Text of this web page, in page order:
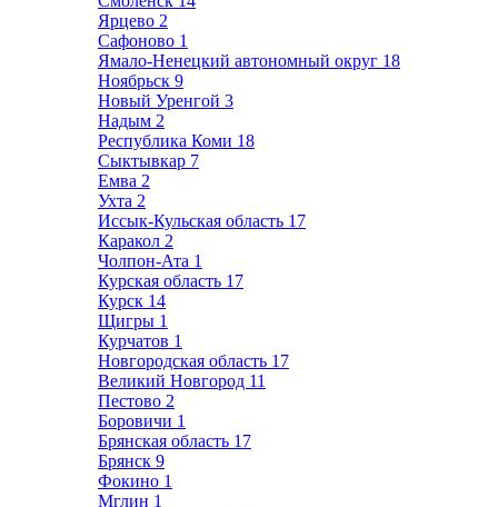
Ярцево 2
Сафоново 1
Ямало-Ненецкий автономный округ 18
Ноябрьск 9
Новый Уренгой 3
Надым 2
Республика Коми 18
Сыктывкар 7
Емва 2
Ухта 2
Иссык-Кульская область 17
Каракол 2
Чолпон-Ата 1
Курская область 17
Курск 14
Щигры 1
Курчатов 1
Новгородская область 17
Великий Новгород 11
Пестово 2
Боровичи 1
Брянская область 17
Брянск 9
Фокино 1
Мглин 1